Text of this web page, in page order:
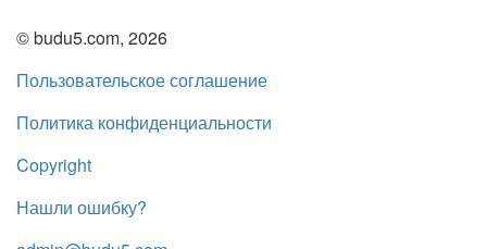
© budu5.com, 2026
Пользовательское соглашение
Политика конфиденциальности
Copyright
Нашли ошибку?